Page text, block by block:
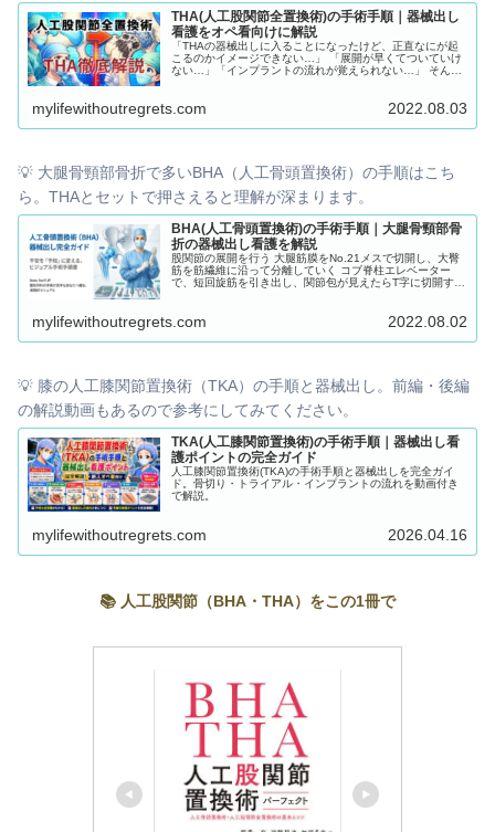
THA(人工股関節全置換術)の手術手順｜器械出し
看護をオペ看向けに解説
「THAの器械出しに入ることになったけど、正直なにが起
こるのかイメージできない…」 「展開が早くてついていけ
ない…」「インプラントの流れが覚えられない…」 そんな
感じる手術です。 でも安心してください。 この手術は「全
なります
mylifewithoutregrets.com 2022.08.03
💡 大腿骨頸部骨折で多いBHA（人工骨頭置換術）の手順はこち
ら。THAとセットで押さえると理解が深まります。
BHA(人工骨頭置換術)の手術手順｜大腿骨頸部骨
折の器械出し看護を解説
股関節の展開を行う 大腿筋膜をNo.21メスで切開し、大臀
筋を筋繊維に沿って分離していく コブ脊柱エレベーター
で、短回旋筋を引き出し、関節包が見えたらT字に切開する
き、大腿骨頭を後方へと脱臼させる
mylifewithoutregrets.com 2022.08.02
💡 膝の人工膝関節置換術（TKA）の手順と器械出し。前編・後編
の解説動画もあるので参考にしてみてください。
TKA(人工膝関節置換術)の手術手順｜器械出し看
護ポイントの完全ガイド
人工膝関節置換術(TKA)の手術手順と器械出しを完全ガイ
ド。骨切り・トライアル・インプラントの流れを動画付き
で解説。
mylifewithoutregrets.com 2026.04.16
📚 人工股関節（BHA・THA）をこの1冊で